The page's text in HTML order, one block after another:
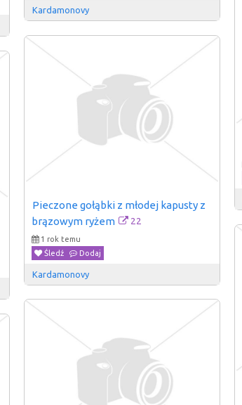
Kardamonovy
Pieczone gołąbki z młodej kapusty z
brązowym ryżem
22
1 rok temu
Śledź
Dodaj
Kardamonovy